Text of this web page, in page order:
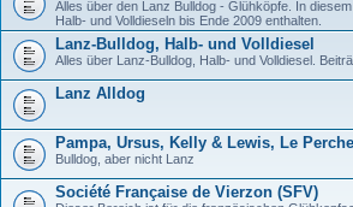
Alles über den Lanz Bulldog - Glühköpfe. In
Halb- und Volldieseln bis Ende 2009 enthalten.
Lanz-Bulldog, Halb- und Volldiesel
Alles über Lanz-Bulldog, Halb- und Volldiesel.
Lanz Alldog
Pampa, Ursus, Kelly & Lewis, Le
Bulldog, aber nicht Lanz
Société Française de Vierzon (SFV)